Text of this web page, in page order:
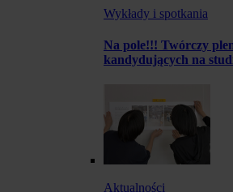
Wykłady i spotkania
Na pole!!! Twórczy
kandydujących na
Aktualności